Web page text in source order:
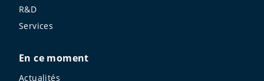
R&D
Services
En ce moment
Actualités